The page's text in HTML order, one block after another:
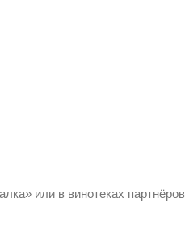
или в винотеках партнёров